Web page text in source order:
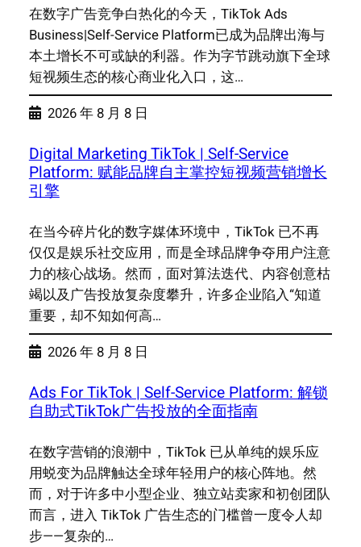
在数字广告竞争白热化的今天，TikTok Ads
Business|Self-Service Platform已成为品牌出海与
本土增长不可或缺的利器。作为字节跳动旗下全球
短视频生态的核心商业化入口，这…
2026 年 8 月 8 日
Digital Marketing TikTok | Self-Service
Platform: 赋能品牌自主掌控短视频营销增长
引擎
在当今碎片化的数字媒体环境中，TikTok 已不再
仅仅是娱乐社交应用，而是全球品牌争夺用户注意
力的核心战场。然而，面对算法迭代、内容创意枯
竭以及广告投放复杂度攀升，许多企业陷入“知道
重要，却不知如何高…
2026 年 8 月 8 日
Ads For TikTok | Self-Service Platform: 解锁
自助式TikTok广告投放的全面指南
在数字营销的浪潮中，TikTok 已从单纯的娱乐应
用蜕变为品牌触达全球年轻用户的核心阵地。然
而，对于许多中小型企业、独立站卖家和初创团队
而言，进入 TikTok 广告生态的门槛曾一度令人却
步——复杂的…